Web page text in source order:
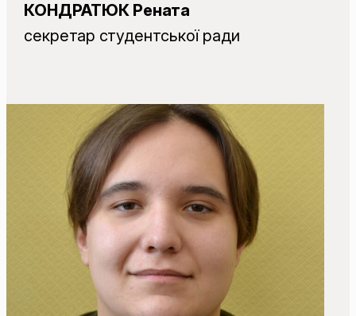
КОНДРАТЮК Рената
секретар студентської ради